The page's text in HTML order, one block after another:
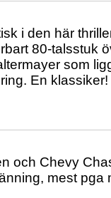
i den här
80-talsstuk
som
En klassiker!
och Chevy
mest